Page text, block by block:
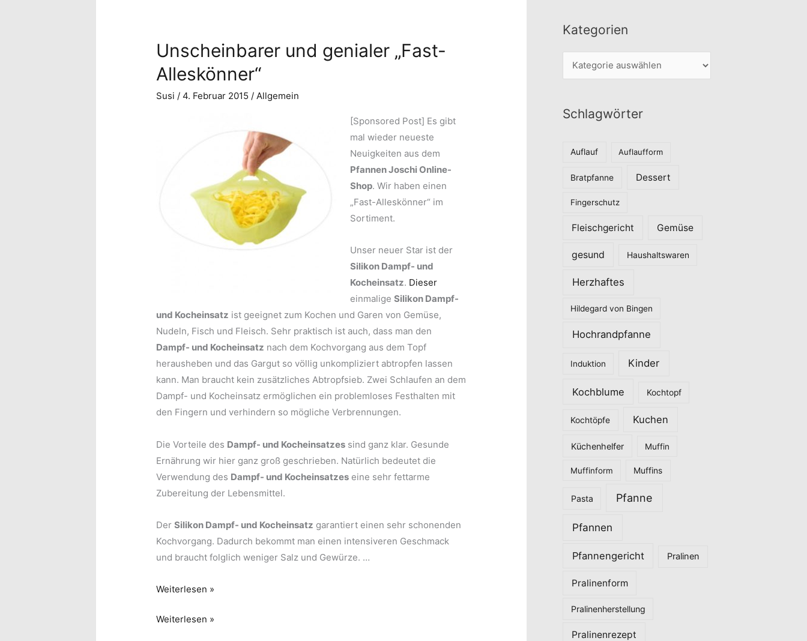
Unscheinbarer und genialer „Fast-
Alleskönner“
Susi /4. Februar 2015 /Allgemein
[Sponsored Post] Es gibt
mal wieder neueste
Neuigkeiten aus dem
Pfannen Joschi Online-
Shop. Wir haben einen
„Fast-Alleskönner“ im
Sortiment.
Unser neuer Star ist der
Silikon Dampf- und
Kocheinsatz. Dieser
einmalige Silikon Dampf-
und Kocheinsatz ist geeignet zum Kochen und Garen von Gemüse,
Nudeln, Fisch und Fleisch. Sehr praktisch ist auch, dass man den
Dampf- und Kocheinsatz nach dem Kochvorgang aus dem Topf
herausheben und das Gargut so völlig unkompliziert abtropfen lassen
kann. Man braucht kein zusätzliches Abtropfsieb. Zwei Schlaufen an dem
Dampf- und Kocheinsatz ermöglichen ein problemloses Festhalten mit
den Fingern und verhindern so mögliche Verbrennungen.
Die Vorteile des Dampf- und Kocheinsatzes sind ganz klar. Gesunde
Ernährung wir hier ganz groß geschrieben. Natürlich bedeutet die
Verwendung des Dampf- und Kocheinsatzes eine sehr fettarme
Zubereitung der Lebensmittel.
DerSilikon Dampf- und Kocheinsatz garantiert einen sehr schonenden
Kochvorgang. Dadurch bekommt man einen intensiveren Geschmack
und braucht folglich weniger Salz und Gewürze. …
Unscheinbarer
genialer
Weiterlesen »
Unscheinbarer
Weiterlesen »
Kategorien
a
e
Schlagwörter
Auflauf Auflaufform
Bratpfanne Dessert
Fingerschutz
Fleischgericht Gemüse
gesund Haushaltswaren
Herzhaftes
Hildegard von Bingen
Hochrandpfanne
Induktion Kinder
Kochblume Kochtopf
Kochtöpfe Kuchen
Küchenhelfer Muffin
Muffinform Muffins
Pasta Pfanne
Pfannen
Pfannengericht Pralinen
Pralinenform
Pralinenherstellung
Pralinenrezept